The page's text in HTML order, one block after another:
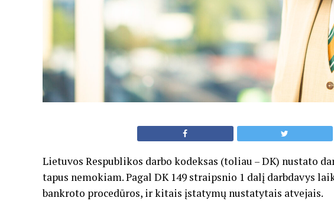
Lietuvos Respublikos darbo kodeksas (toliau – DK) nustato
tapus nemokiam. Pagal DK 149 straipsnio 1 dalį darbdavys
bankroto procedūros, ir kitais įstatymų nustatytais atvejais.